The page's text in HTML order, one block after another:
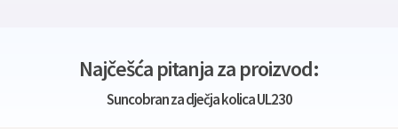
Najčešća pitanja za proizvod:
Suncobran za dječja kolica UL230